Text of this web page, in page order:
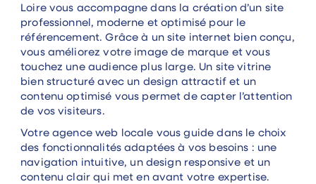
Loire vous accompagne dans la création d’un site
professionnel, moderne et optimisé pour le
référencement. Grâce à un site internet bien conçu,
vous améliorez votre image de marque et vous
touchez une audience plus large. Un site vitrine
bien structuré avec un design attractif et un
contenu optimisé vous permet de capter l’attention
de vos visiteurs.
Votre agence web locale vous guide dans le choix
des fonctionnalités adaptées à vos besoins : une
navigation intuitive, un design responsive et un
contenu clair qui met en avant votre expertise.